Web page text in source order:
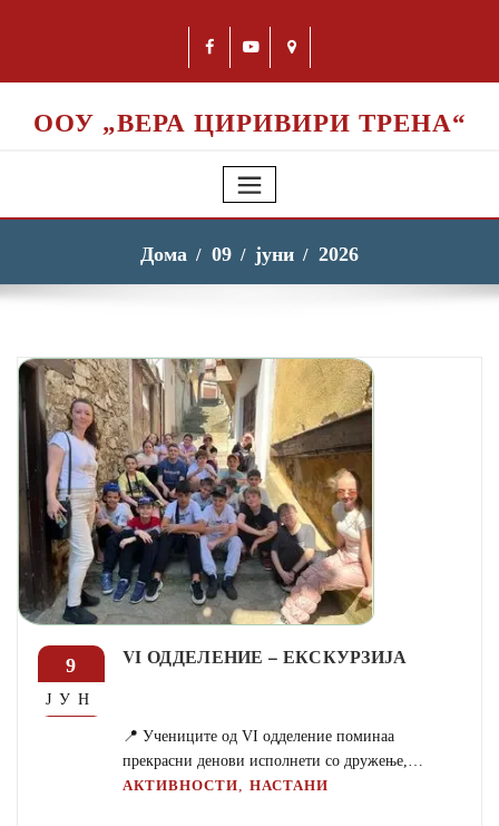
ООУ „ВЕРА ЦИРИВИРИ ТРЕНА“
Дома 09 јуни 2026
9
ЈУН
VI ОДДЕЛЕНИЕ – ЕКСКУРЗИЈА
📍 Учениците од VI одделение поминаа
прекрасни денови исполнети со дружење,…
АКТИВНОСТИ,НАСТАНИ